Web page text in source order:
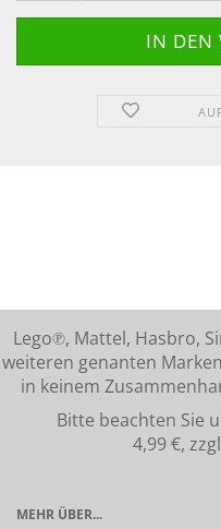
Lego℗, Mattel, Hasbro,
weiteren genanten
in keinem
Bitte beachten Sie
4,99 €,
MEHR ÜBER...